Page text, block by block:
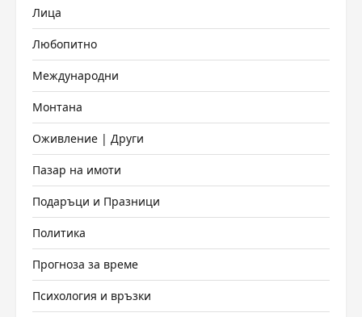
Лица
Любопитно
Международни
Монтана
Оживление | Други
Пазар на имоти
Подаръци и Празници
Политика
Прогноза за време
Психология и връзки